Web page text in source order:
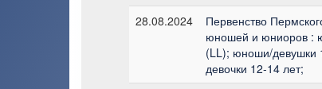
28.08.2024
Первенство
юношей и юниоров :
(LL); юноши/девушки
девочки 12-14 лет;